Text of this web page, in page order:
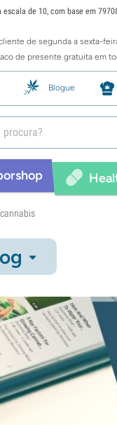
escala de 10, com base em
de segunda a sexta-
de presente gratuita em
Blogue